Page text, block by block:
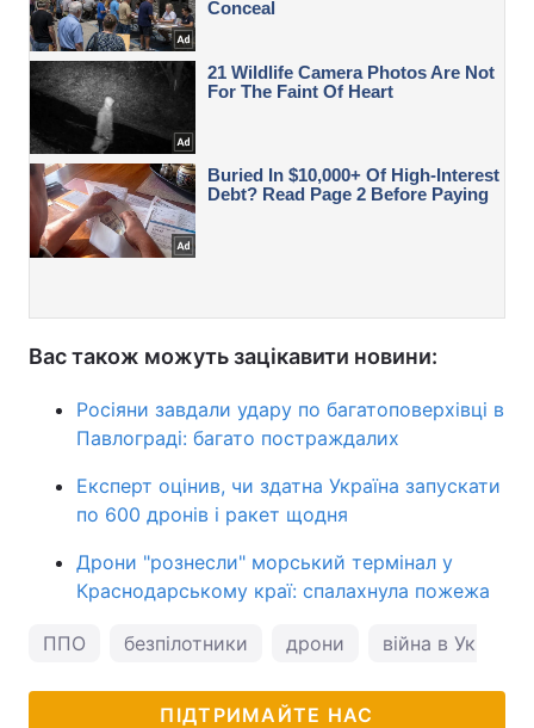
Вас також можуть зацікавити новини:
Росіяни завдали удару по багатоповерхівці в
Павлограді: багато постраждалих
Експерт оцінив, чи здатна Україна запускати
по 600 дронів і ракет щодня
Дрони "рознесли" морський термінал у
Краснодарському краї: спалахнула пожежа
ППО безпілотники дрони війна в Україні
ПІДТРИМАЙТЕ НАС